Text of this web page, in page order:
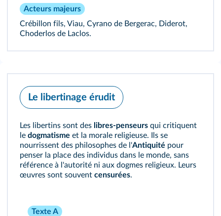
Acteurs majeurs
Crébillon fils, Viau, Cyrano de Bergerac, Diderot,
Choderlos de Laclos.
Le libertinage érudit
Les libertins sont des libres‑penseurs qui critiquent
le dogmatisme et la morale religieuse. Ils se
nourrissent des philosophes de l'Antiquité pour
penser la place des individus dans le monde, sans
référence à l'autorité ni aux dogmes religieux. Leurs
œuvres sont souvent censurées.
Texte A